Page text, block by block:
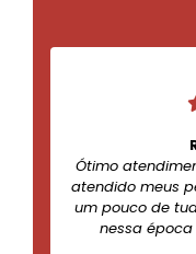
Ótimo
atendido meus
um pouco de
nessa